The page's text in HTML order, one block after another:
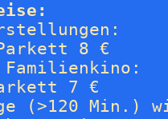
8 €
7 €
(>120 Min.)